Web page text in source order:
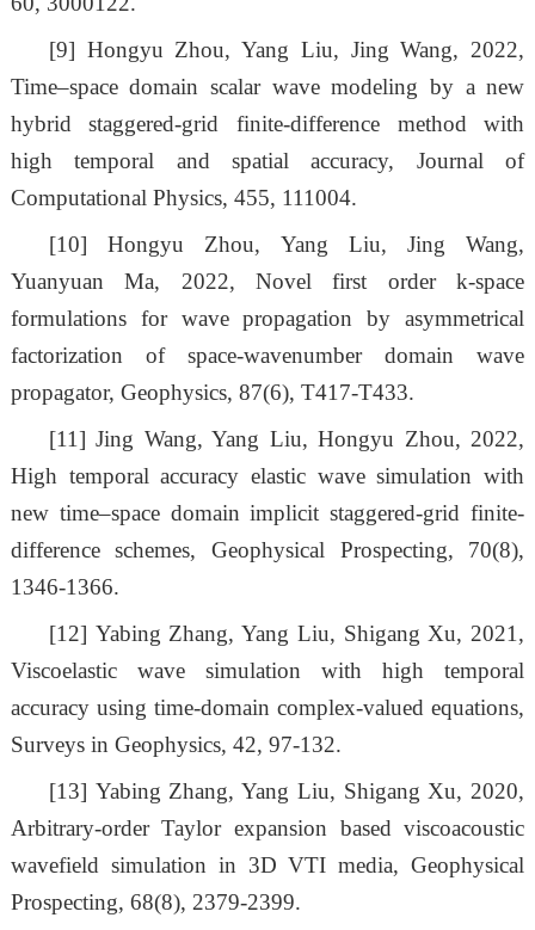
[9] Hongyu Zhou, Yang Liu, Jing Wang, 2022,
Time–space domain scalar wave modeling by a new
hybrid staggered-grid finite-difference method with
high temporal and spatial accuracy, Journal of
Computational Physics, 455, 111004.
[10]Hongyu Zhou, Yang Liu, Jing Wang,
Yuanyuan Ma, 2022, Novel first order k-space
formulations for wave propagation by asymmetrical
factorization of space-wavenumber domain wave
propagator, Geophysics, 87(6), T417-T433.
[11]Jing Wang, Yang Liu, Hongyu Zhou, 2022,
High temporal accuracy elastic wave simulation with
new time–space domain implicit staggered-grid finite-
difference schemes, Geophysical Prospecting, 70(8),
1346-1366.
[12] Yabing Zhang, Yang Liu, Shigang Xu, 2021,
Viscoelastic wave simulation with high temporal
accuracy using time-domain complex-valued equations,
Surveys in Geophysics, 42, 97-132.
[13] Yabing Zhang, Yang Liu, Shigang Xu, 2020,
Arbitrary-order Taylor expansion based viscoacoustic
wavefield simulation in 3D VTI media, Geophysical
Prospecting, 68(8), 2379-2399.